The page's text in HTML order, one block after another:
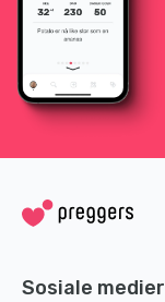
Sosiale medier